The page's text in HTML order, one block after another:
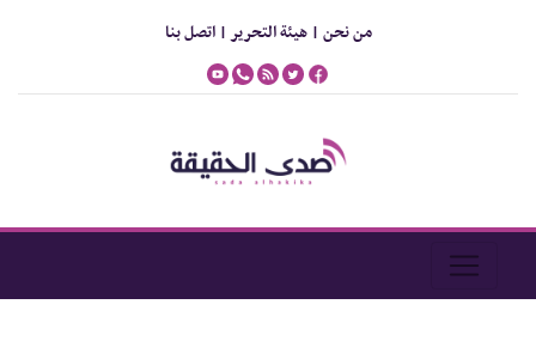
من نحن |هيئة التحرير |اتصل بنا